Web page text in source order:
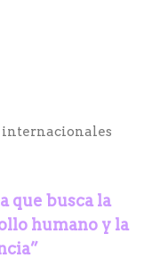
internacionales
que busca la
humano y la